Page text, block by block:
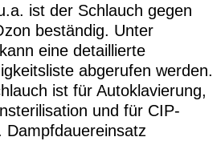
ist der Schlauch gegen
beständig. Unter
eine detaillierte
abgerufen werden.
ist für Autoklavierung,
und für CIP-
Dampfdauereinsatz